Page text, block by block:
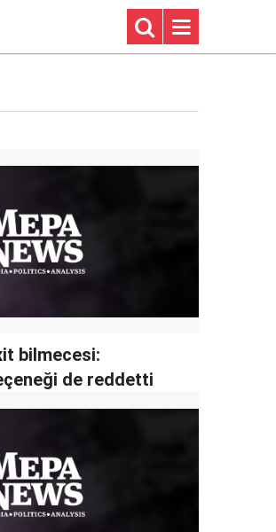
bilmecesi:
de reddetti